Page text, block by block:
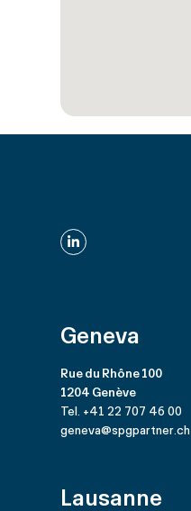
LinkedIn
Geneva
Rue du Rhône 100
1204 Genève
Tel. +41 22 707 46 00
geneva@spgpartner.ch
Lausanne